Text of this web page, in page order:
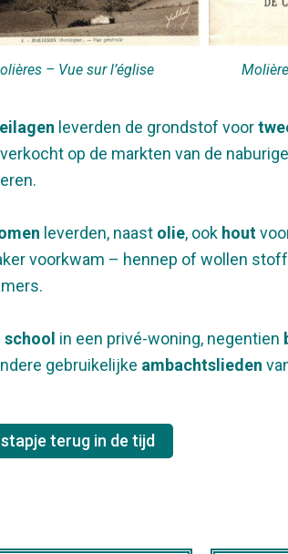
– Vue sur l’église
leverden de grondstof voor
op de markten van de
leverden, naast olie, ook hout
voorkwam – hennep of wollen
school in een privé-woning, negentien
gebruikelijke ambachtslieden
terug in de tijd